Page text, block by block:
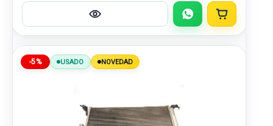
-5% USADO NOVEDAD